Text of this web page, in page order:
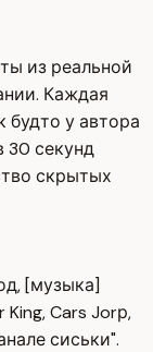
из реальной
Каждая
будто у автора
30 секунд
скрытых
[музыка]
King, Cars Jorр,
сиськи".